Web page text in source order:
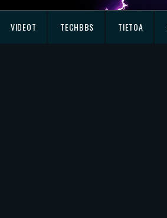
VIDEOT TECHBBS TIETOA